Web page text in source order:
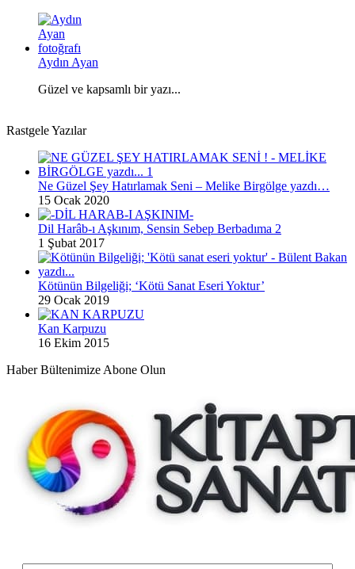
Aydın Ayan
Güzel ve kapsamlı bir yazı...
Rastgele Yazılar
Ne Güzel Şey Hatırlamak Seni – Melike Birgölge yazdı…
15 Ocak 2020
Dil Harâb-ı Aşkınım, Sensin Sebep Berbadıma 2
1 Şubat 2017
Kötünün Bilgeliği; ‘Kötü Sanat Eseri Yoktur’
29 Ocak 2019
Kan Karpuzu
16 Ekim 2015
Haber Bültenimize Abone Olun